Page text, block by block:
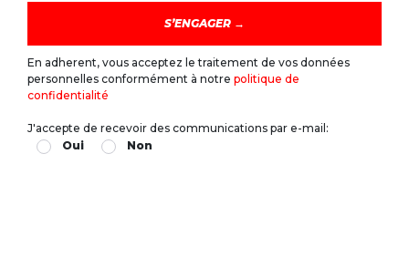
En adherent, vous acceptez le traitement de vos données
personnelles conformément à notre politique de
confidentialité
J'accepte de recevoir des communications par e-mail:
Oui
Non